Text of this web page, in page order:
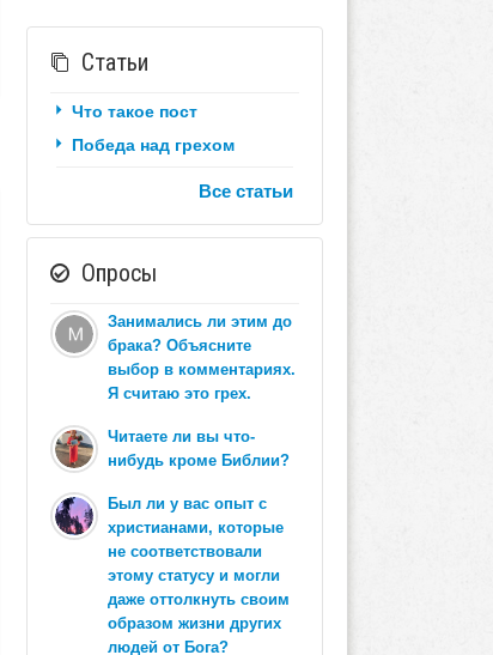
Статьи
Что такое пост
Победа над грехом
Все статьи
Опросы
Занимались ли этим до
брака? Объясните
выбор в комментариях.
Я считаю это грех.
Читаете ли вы что-
нибудь кроме Библии?
Был ли у вас опыт с
христианами, которые
не соответствовали
этому статусу и могли
даже оттолкнуть своим
образом жизни других
людей от Бога?